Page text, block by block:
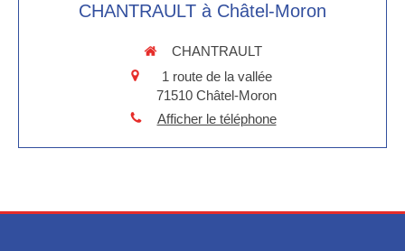
CHANTRAULT à Châtel-Moron
CHANTRAULT
1 route de la vallée
71510 Châtel-Moron
Afficher le téléphone